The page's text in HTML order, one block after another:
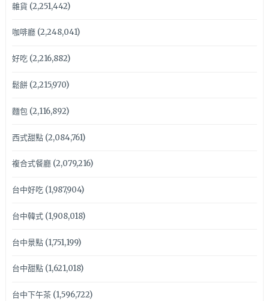
雜貨 (2,251,442)
咖啡廳(2,248,041)
好吃(2,216,882)
鬆餅(2,215,970)
麵包(2,116,892)
西式甜點(2,084,761)
複合式餐廳(2,079,216)
台中好吃(1,987,904)
台中韓式(1,908,018)
台中景點(1,751,199)
台中甜點(1,621,018)
台中下午茶(1,596,722)